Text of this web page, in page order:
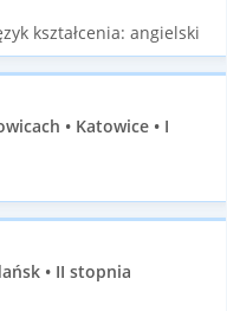
kształcenia: angielski
• Katowice • I
• II stopnia